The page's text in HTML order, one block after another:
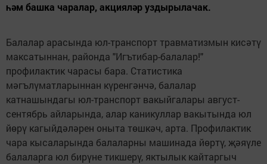
һәм башка чаралар, акцияләр уздырылачак.
Балалар арасында юл-транспорт травматизмын кисәтү
максатыннан, районда "Игътибар-балалар!"
профилактик чарасы бара. Статистика
мәгълүматларыннан күренгәнчә, балалар
катнашындагы юл-транспорт вакыйгалары август-
сентябрь айларында, алар каникуллар вакытында юл
йөрү кагыйдәләрен оныта төшкәч, арта. Профилактик
чара кысаларында балаларны машинада йөртү, җәяүле
балаларга юл бирүне тикшерү, яктылык кайтаргыч